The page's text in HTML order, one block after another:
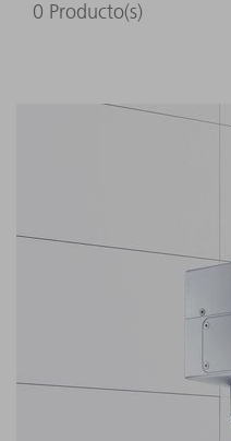
0 Producto(s)